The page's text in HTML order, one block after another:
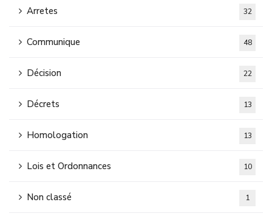
Arretes 32
Communique 48
Décision 22
Décrets 13
Homologation 13
Lois et Ordonnances 10
Non classé 1